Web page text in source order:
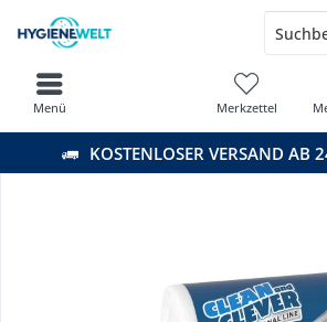
KOSTENLOSER VERSAND AB
Merkzettel
Menü